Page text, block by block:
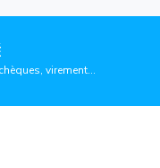
virement...